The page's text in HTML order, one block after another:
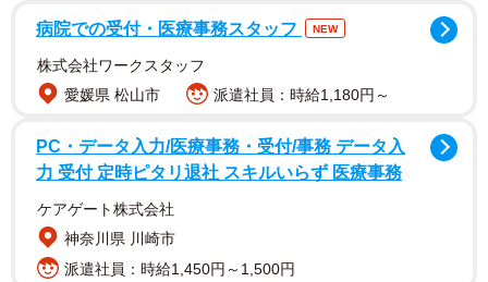
喜んだのも束の間、不登校の子と同じ部屋に先生が一方的
病院での受付・医療事務スタッフ NEW
株式会社ワークスタッフ
愛媛県 松山市
派遣社員：時給1,180円～
PC・データ入力/医療事務・受付/事務 データ入
力 受付 定時ピタリ退社 スキルいらず 医療事務
ケアゲート株式会社
神奈川県 川崎市
派遣社員：時給1,450円～1,500円